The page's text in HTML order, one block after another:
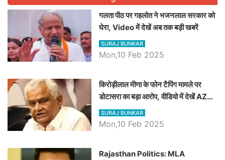
गलता पीठ पर गहलोत ने भजनलाल सरकार को
घेरा, Video में देखें अब तक बड़ी खबरें
SURAJ BUNKAR
Mon,10 Feb 2025
किरोड़ीलाल मीणा के फोन टैपिंग मामले पर
डोटासरा का बड़ा आरोप, वीडियो में देखें AZ
बड़ी खबरें
SURAJ BUNKAR
Mon,10 Feb 2025
Rajasthan Politics: MLA